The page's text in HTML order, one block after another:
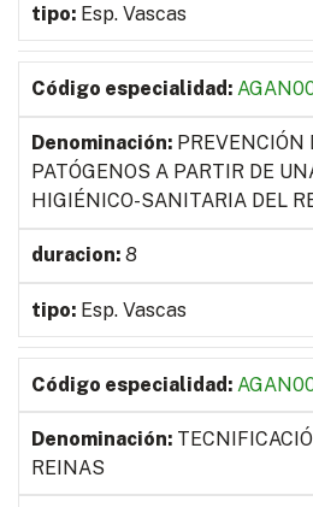
Esp. Vascas
PREVENCIÓN
PATÓGENOS A PARTIR DE
HIGIÉNICO-SANITARIA DEL
8
Esp. Vascas
REINAS